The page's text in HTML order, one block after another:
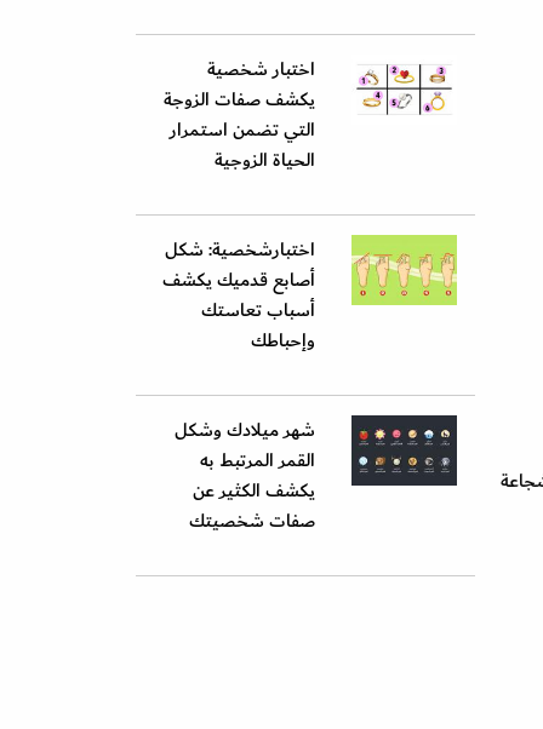
اختبار شخصية
يكشف صفات الزوجة
التي تضمن استمرار
الحياة الزوجية
اختبارشخصية: شكل
أصابع قدميك يكشف
أسباب تعاستك
وإحباطك
شهر ميلادك وشكل
القمر المرتبط به
يكشف الكثير عن
صفات شخصيتك